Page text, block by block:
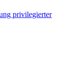
privilegierter